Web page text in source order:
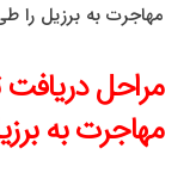
مهاجرت به برزیل را
مراحل
مهاجرت به